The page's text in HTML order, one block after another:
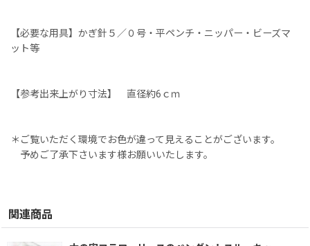
【必要な用具】かぎ針５／０号・平ペンチ・ニッパー・ビーズマ
ット等
【参考出来上がり寸法】 直径約6ｃｍ
＊ご覧いただく環境でお色が違って見えることがございます。
予めご了承下さいます様お願いいたします。
関連商品